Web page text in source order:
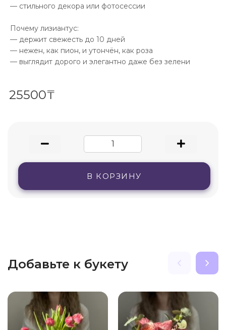
— стильного декора или фотосессии
Почему лизиантус:
— держит свежесть до 10 дней
— нежен, как пион, и утончён, как роза
— выглядит дорого и элегантно даже без зелени
25500₸
В КОРЗИНУ
Добавьте к букету